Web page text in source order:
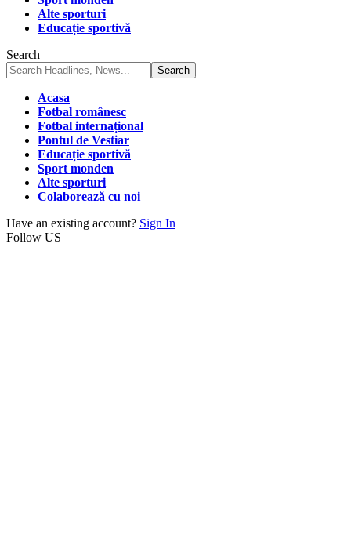
Alte sporturi
Educație sportivă
Search
Acasa
Fotbal românesc
Fotbal internațional
Pontul de Vestiar
Educație sportivă
Sport monden
Alte sporturi
Colaborează cu noi
Have an existing account? Sign In
Follow US